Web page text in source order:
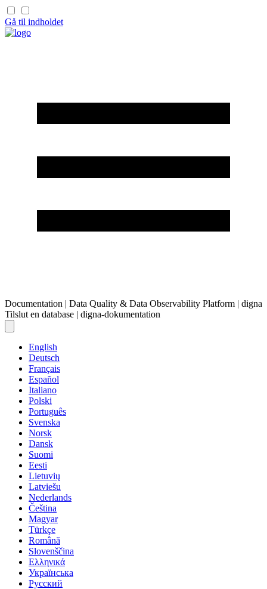
Gå til indholdet
Documentation | Data Quality & Data Observability Platform | digna
Tilslut en database | digna-dokumentation
English
Deutsch
Français
Español
Italiano
Polski
Português
Svenska
Norsk
Dansk
Suomi
Eesti
Lietuvių
Latviešu
Nederlands
Čeština
Magyar
Türkçe
Română
Slovenščina
Ελληνικά
Українська
Русский